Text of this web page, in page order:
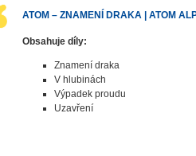
ATOM – ZNAMENÍ DRAKA | ATOM
Obsahuje díly:
Znamení draka
V hlubinách
Výpadek proudu
Uzavření